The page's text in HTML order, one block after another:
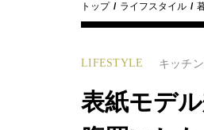
トップ ライフスタイル
LIFESTYLE キッチ
表紙モデ